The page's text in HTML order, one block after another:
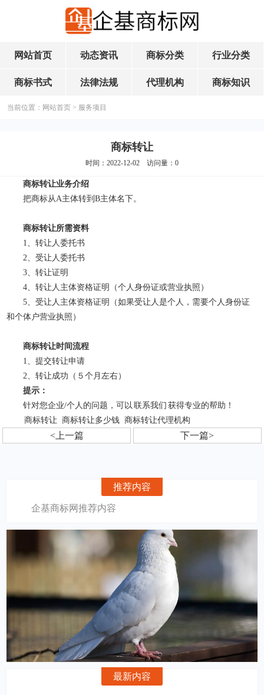
网站首页 动态资讯 商标分类 行业分类
商标书式 法律法规 代理机构 商标知识
当前位置： 网站首页 > 服务项目
商标转让
时间：2022-12-02 访问量： 0
商标转让业务介绍
把商标从A主体转到B主体名下。
商标转让所需资料
1、转让人委托书
2、受让人委托书
3、转让证明
4、转让人主体资格证明（个人身份证或营业执照）
5、受让人主体资格证明（如果受让人是个人，需要个人身份证
和个体户营业执照）
商标转让时间流程
1、提交转让申请
2、转让成功（５个月左右）
提示：
针对您企业/个人的问题，可以 联系我们 获得专业的帮助！
商标转让
商标转让多少钱 商标转让代理机构
<上一篇 下一篇>
推荐内容
企基商标网推荐内容
最新内容